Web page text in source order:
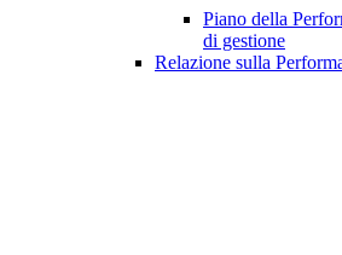
Piano della
di gestione
Relazione sulla